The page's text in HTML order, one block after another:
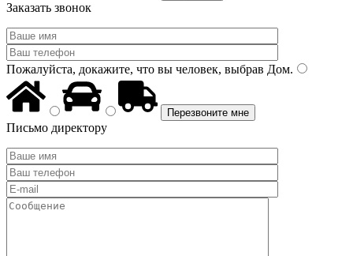
Заказать звонок
Пожалуйста, докажите, что вы человек, выбрав Дом.
Письмо директору